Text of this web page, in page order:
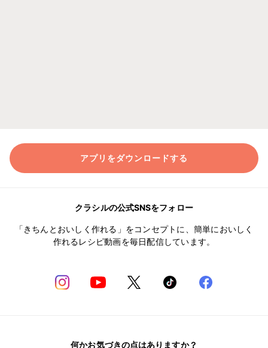
アプリをダウンロードする
クラシルの公式SNSをフォロー
「きちんとおいしく作れる」をコンセプトに、簡単においしく
作れるレシピ動画を毎日配信しています。
何かお気づきの点はありますか？